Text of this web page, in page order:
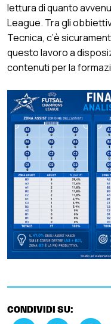
lettura di quanto
League. Tra gli
Tecnica, c’è
questo lavoro a
contenuti per la
CONDIVIDI SU: